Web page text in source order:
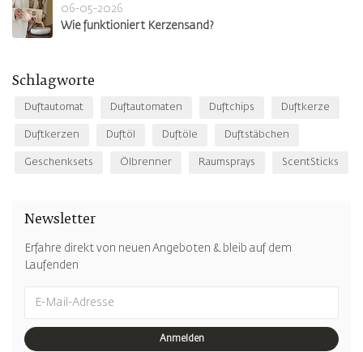
06-05-2026
Wie funktioniert Kerzensand?
Schlagworte
Duftautomat Duftautomaten Duftchips Duftkerze
Duftkerzen Duftöl Duftöle Duftstäbchen
Geschenksets Ölbrenner Raumsprays ScentSticks
Newsletter
Erfahre direkt von neuen Angeboten & bleib auf dem
Laufenden
Anmelden